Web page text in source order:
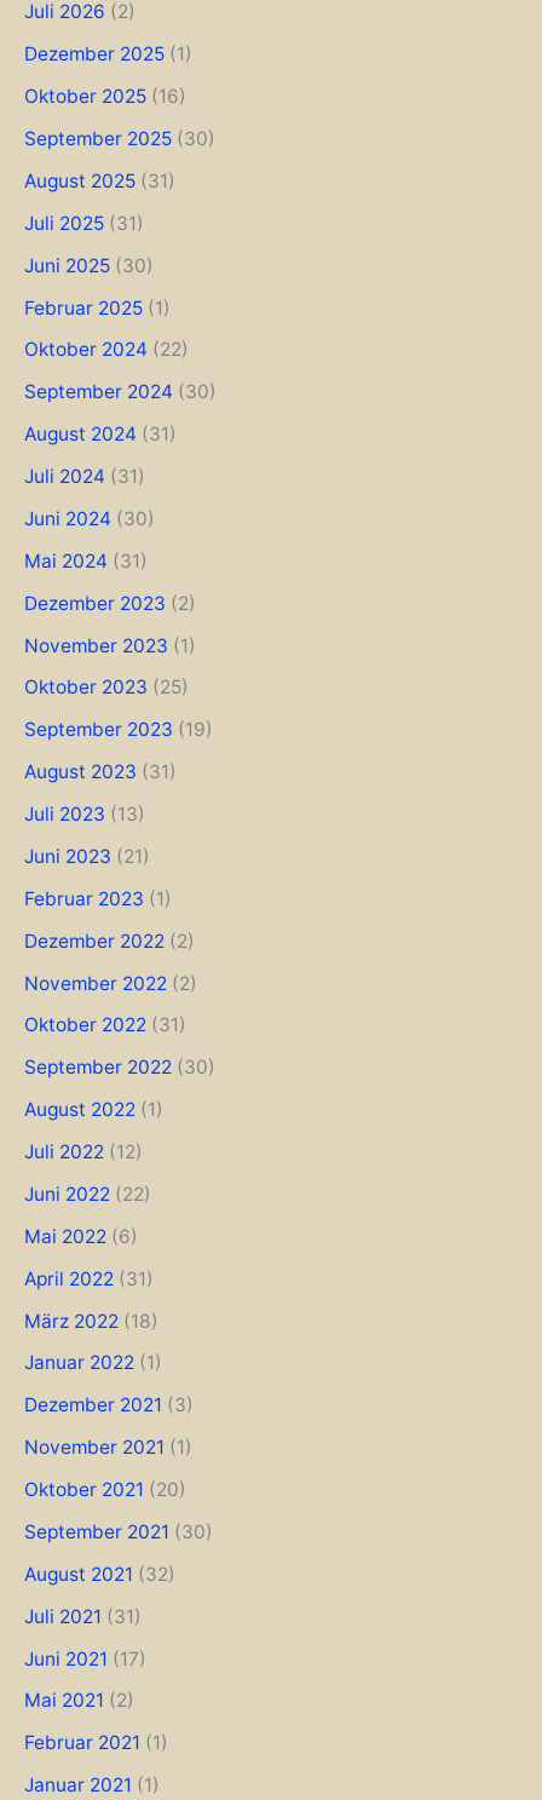
Juli 2026 (2)
Dezember 2025 (1)
Oktober 2025 (16)
September 2025 (30)
August 2025 (31)
Juli 2025 (31)
Juni 2025 (30)
Februar 2025 (1)
Oktober 2024 (22)
September 2024 (30)
August 2024 (31)
Juli 2024 (31)
Juni 2024 (30)
Mai 2024 (31)
Dezember 2023 (2)
November 2023 (1)
Oktober 2023 (25)
September 2023 (19)
August 2023 (31)
Juli 2023 (13)
Juni 2023 (21)
Februar 2023 (1)
Dezember 2022 (2)
November 2022 (2)
Oktober 2022 (31)
September 2022 (30)
August 2022 (1)
Juli 2022 (12)
Juni 2022 (22)
Mai 2022 (6)
April 2022 (31)
März 2022 (18)
Januar 2022 (1)
Dezember 2021 (3)
November 2021 (1)
Oktober 2021 (20)
September 2021 (30)
August 2021 (32)
Juli 2021 (31)
Juni 2021 (17)
Mai 2021 (2)
Februar 2021 (1)
Januar 2021 (1)